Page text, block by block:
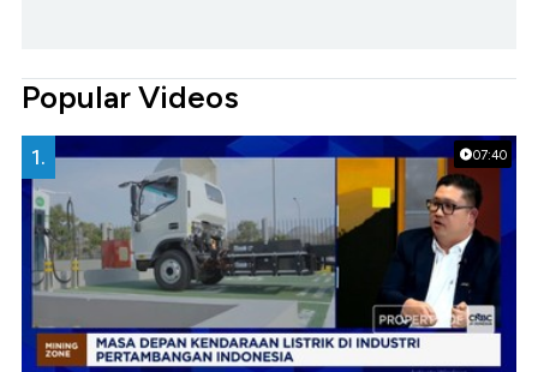
Popular Videos
07:40
1.